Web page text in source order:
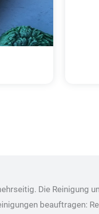
Die Reinigung
beauftragen: